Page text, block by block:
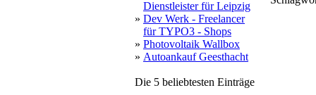
Dienstleister für Leipzig
» Dev Werk - Freelancer
für TYPO3 - Shops
» Photovoltaik Wallbox
» Autoankauf Geesthacht
Die 5 beliebtesten Einträge